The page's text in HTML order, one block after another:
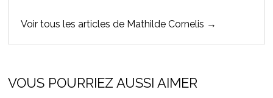
Voir tous les articles de Mathilde Cornelis →
VOUS POURRIEZ AUSSI AIMER